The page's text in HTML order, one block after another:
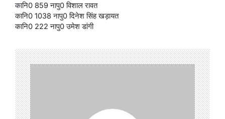
कानि0 859 नापु0 विशाल रावत
कानि0 1038 नापु0 दिनेश सिंह खड़ायत
कानि0 222 नापु0 उमेश डांगी